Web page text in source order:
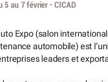
5 au 7 février - CICAD
Expo (salon
automobile) est
leaders et